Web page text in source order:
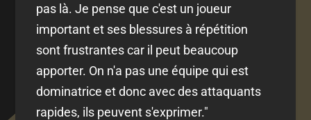
pas là. Je pense que c'est un joueur
important et ses blessures à répétition
sont frustrantes car il peut beaucoup
apporter. On n'a pas une équipe qui est
dominatrice et donc avec des attaquants
rapides, ils peuvent s'exprimer."